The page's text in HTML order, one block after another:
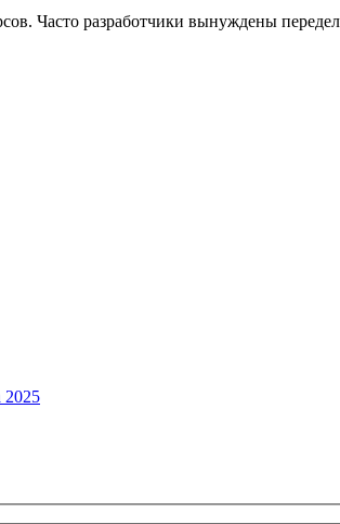
Часто разработчики вынуждены
2025